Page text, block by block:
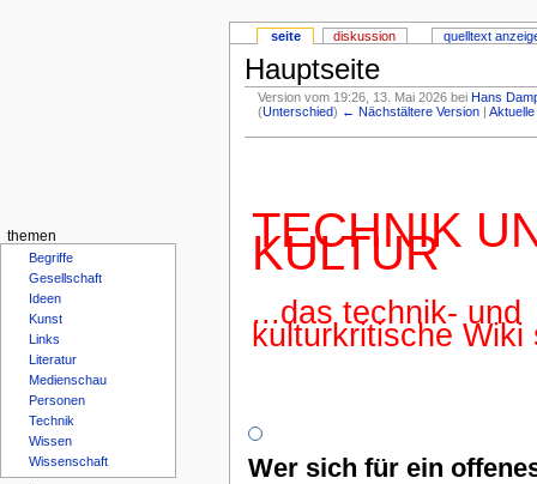
Hauptseite
Version vom 19:26, 13. Mai 2026 bei Hans
(Unterschied) ← Nächstältere Version|
TECHNIK
KULTUR
...das technik- und
kulturkritische Wiki
Wer sich für ein
seite diskussion quelltext
themen
Begriffe
Gesellschaft
Ideen
Kunst
Links
Literatur
Medienschau
Personen
Technik
Wissen
Wissenschaft